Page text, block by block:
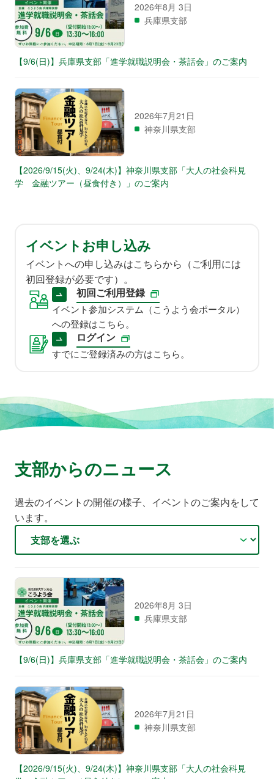
2026年8月 3日
兵庫県支部
【9/6(日)】兵庫県支部「進学就職説明会・茶話会」のご案内
2026年7月21日
神奈川県支部
【2026/9/15(火)、9/24(木)】神奈川県支部「大人の社会科見
学 金融ツアー（昼食付き）」のご案内
イベントお申し込み
イベントへの申し込みはこちらから（ご利用には
初回登録が必要です）。
初回ご利用登録
イベント参加システム（こうよう会ポータル）
への登録はこちら。
ログイン
すでにご登録済みの方はこちら。
支部からのニュース
過去のイベントの開催の様子、イベントのご案内をして
います。
2026年8月 3日
兵庫県支部
【9/6(日)】兵庫県支部「進学就職説明会・茶話会」のご案内
2026年7月21日
神奈川県支部
【2026/9/15(火)、9/24(木)】神奈川県支部「大人の社会科見